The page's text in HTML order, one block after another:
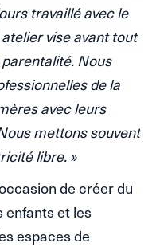
travaillé avec le
atelier vise avant tout
Nous
de la
avec leurs
mettons souvent
libre. »
de créer du
enfants et les
espaces de